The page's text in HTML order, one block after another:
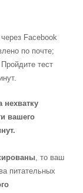
Facebook
по почте;
Пройдите тест
нехватку
вашего
, то ваш
питательных